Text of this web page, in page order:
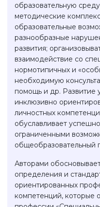
образовательную
методические
образовательные
разнообразные
развития;
взаимодействие со
нормотипичных и
необходимую
помощь и др. Развитие
инклюзивно
личностных
обуславливает
ограниченными
общеобразовательный
Авторами
определения и
ориентированных
компетенций, которые